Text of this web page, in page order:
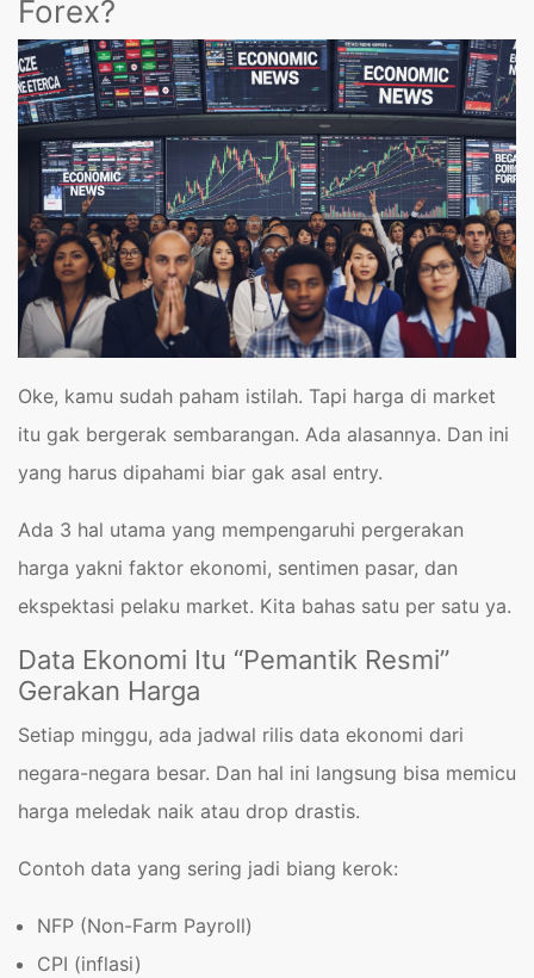
Forex?
Oke, kamu sudah paham istilah. Tapi harga di market
itu gak bergerak sembarangan. Ada alasannya. Dan ini
yang harus dipahami biar gak asal entry.
Ada 3 hal utama yang mempengaruhi pergerakan
harga yakni faktor ekonomi, sentimen pasar, dan
ekspektasi pelaku market. Kita bahas satu per satu ya.
Data Ekonomi Itu “Pemantik Resmi”
Gerakan Harga
Setiap minggu, ada jadwal rilis data ekonomi dari
negara-negara besar. Dan hal ini langsung bisa memicu
harga meledak naik atau drop drastis.
Contoh data yang sering jadi biang kerok:
NFP (Non-Farm Payroll)
CPI (inflasi)